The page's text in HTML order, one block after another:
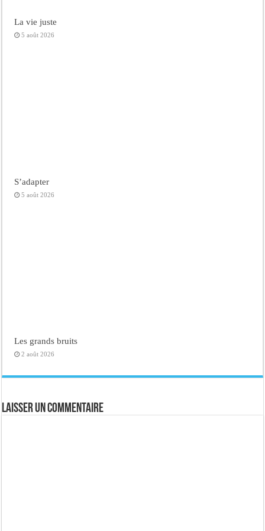
La vie juste
5 août 2026
S’adapter
5 août 2026
Les grands bruits
2 août 2026
Laisser un commentaire